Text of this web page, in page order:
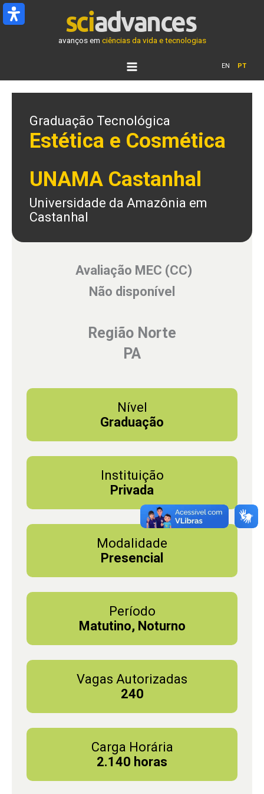
Ir
para
avanços em ciências da vida e tecnologias
EN PT
Graduação Tecnológica
Estética e Cosmética
UNAMA Castanhal
Universidade da Amazônia em
Castanhal
Avaliação MEC (CC)
Não disponível
Região Norte
PA
Nível
Graduação
Instituição
Privada
Modalidade
Presencial
Período
Matutino, Noturno
Vagas Autorizadas
240
Carga Horária
2.140 horas